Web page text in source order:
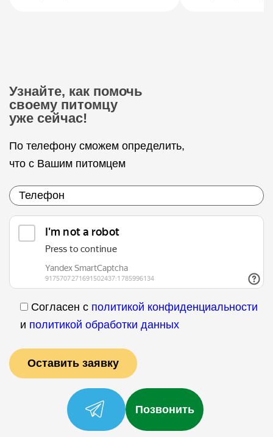
Узнайте, как помочь
своему питомцу
уже сейчас!
По телефону сможем определить,
что с Вашим питомцем
Согласен с политикой конфиденциальности
и политикой обработки данных
Позвонить